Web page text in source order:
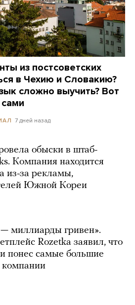
из постсоветских
в Чехию и Словакию?
сложно выучить? Вот
7 дней назад
обыски в штаб-
Компания находится
из-за рекламы,
Южной Кореи
миллиарды гривен».
Rozetka заявил, что
понес самые большие
компании